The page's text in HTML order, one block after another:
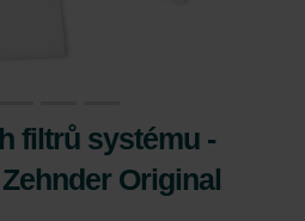
filtrů systému -
Original